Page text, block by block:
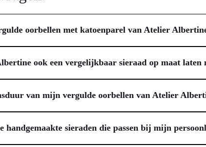
oorbellen met katoenparel van Atelier
zijn ontworpen met katoenparels, die, zoals de naam
nikkelvrij product. Dit combineert comfort met de
ook een vergelijkbaar sieraad op maat laten
is maatwerk een belangrijke pijler. Mocht je de vergulde
type sieraad, dan helpen we je graag. Je kunt contact
bij jouw persoonlijke stijl en voorkeuren. Maatwerk hoeft
van mijn vergulde oorbellen van Atelier
je vergulde oorbellen met katoenparel te genieten, adviseren
daarom niet tijdens het douchen, zwemmen of sporten.
in een sieradendoosje, wat ook ideaal is voor veilige
handgemaakte sieraden die passen bij mijn
vind je bij ateliers die focussen op persoonlijke